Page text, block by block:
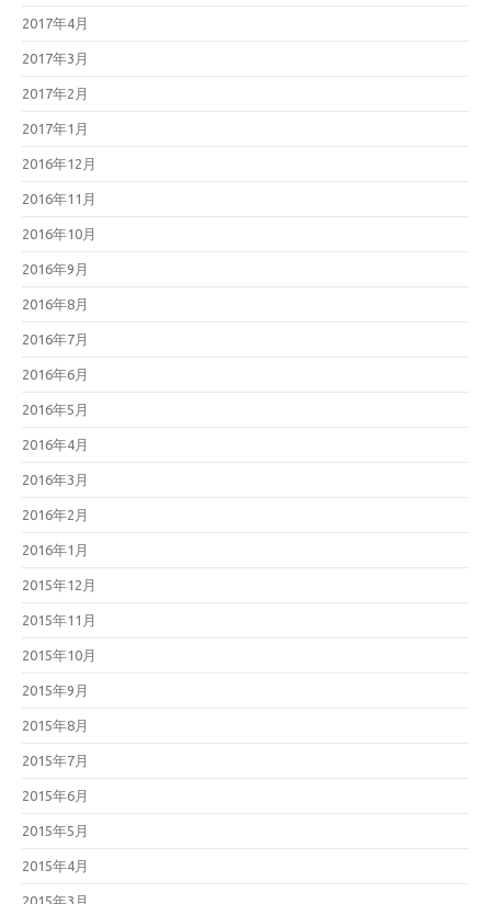
2017年4月
2017年3月
2017年2月
2017年1月
2016年12月
2016年11月
2016年10月
2016年9月
2016年8月
2016年7月
2016年6月
2016年5月
2016年4月
2016年3月
2016年2月
2016年1月
2015年12月
2015年11月
2015年10月
2015年9月
2015年8月
2015年7月
2015年6月
2015年5月
2015年4月
2015年3月